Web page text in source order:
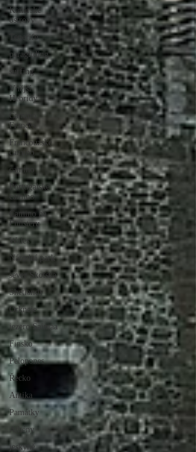
Kanárské
ostrovy
Tenerife
paragliding
surfing
Vnější
Hebridy
Camino
Frances
Francouzské
camino
camino
Portugalské
camino
Camino na
Finisteru
Wales
Národní park
sever Skotska
Shetlandy
Orkneje
jezero Saimaa
Finsko
Pelopones
Řecko
Antika
Památky
Athény
jeskyně